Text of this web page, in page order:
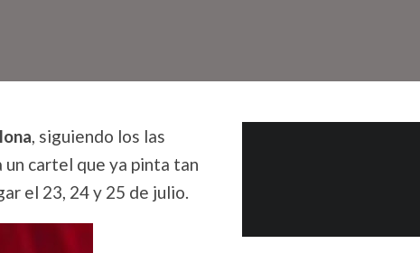
, siguiendo los las
un cartel que ya pinta tan
el 23, 24 y 25 de julio.